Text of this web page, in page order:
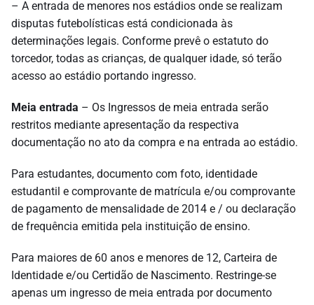
– A entrada de menores nos estádios onde se realizam
disputas futebolísticas está condicionada às
determinações legais. Conforme prevê o estatuto do
torcedor, todas as crianças, de qualquer idade, só terão
acesso ao estádio portando ingresso.
Meia entrada – Os Ingressos de meia entrada serão
restritos mediante apresentação da respectiva
documentação no ato da compra e na entrada ao estádio.
Para estudantes, documento com foto, identidade
estudantil e comprovante de matrícula e/ou comprovante
de pagamento de mensalidade de 2014 e / ou declaração
de frequência emitida pela instituição de ensino.
Para maiores de 60 anos e menores de 12, Carteira de
Identidade e/ou Certidão de Nascimento. Restringe-se
apenas um ingresso de meia entrada por documento